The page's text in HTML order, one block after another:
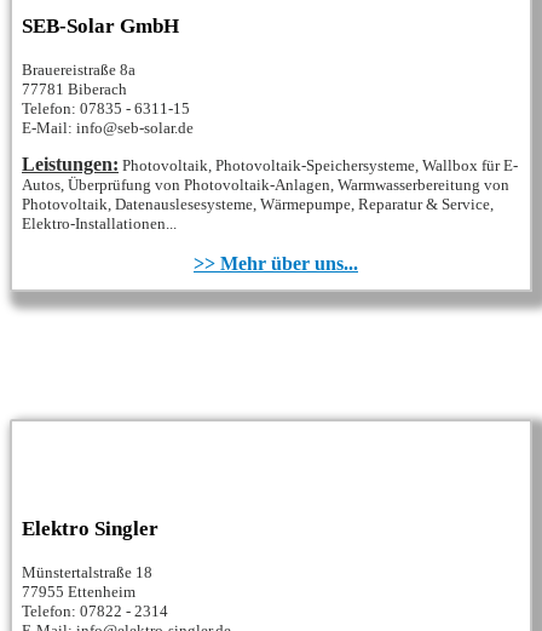
SEB-Solar GmbH
Brauereistraße 8a
77781 Biberach
Telefon: 07835 - 6311-15
E-Mail: info@seb-solar.de
Leistungen: Photovoltaik, Photovoltaik-Speichersysteme, Wallbox für E-
Autos, Überprüfung von Photovoltaik-Anlagen, Warmwasserbereitung von
Photovoltaik, Datenauslesesysteme, Wärmepumpe, Reparatur & Service,
Elektro-Installationen...
>> Mehr über uns...
Elektro Singler
Münstertalstraße 18
77955 Ettenheim
Telefon: 07822 - 2314